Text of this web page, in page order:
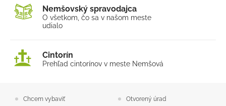
Nemšovský spravodajca
O všetkom, čo sa v našom meste
udialo
Cintorín
Prehľad cintorínov v meste Nemšová
Chcem vybaviť Otvorený úrad